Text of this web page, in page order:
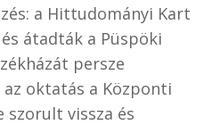
a Hittudományi Kart
átadták a Püspöki
persze
oktatás a Központi
szorult vissza és